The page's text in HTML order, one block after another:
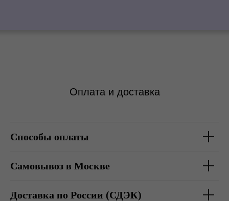
Оплата и доставка
Способы оплаты
Самовывоз в Москве
Доставка по России (СДЭК)